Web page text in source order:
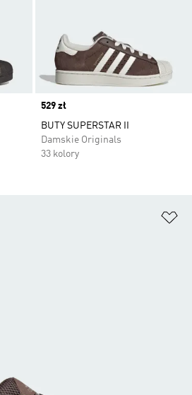
Price
529 zł
BUTY SUPERSTAR II
Damskie Originals
33 kolory